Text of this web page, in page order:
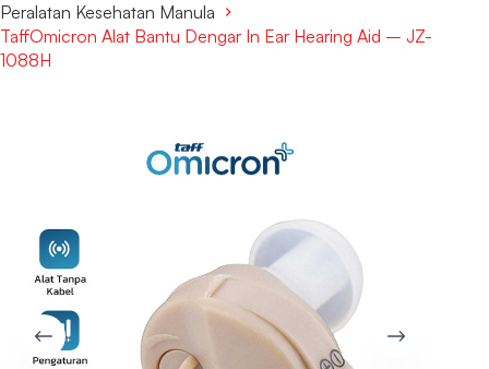
Peralatan Kesehatan Manula
TaffOmicron Alat Bantu Dengar In Ear Hearing Aid – JZ-
1088H